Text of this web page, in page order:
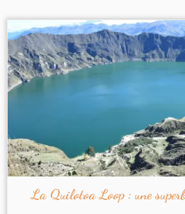
La Quilotoa Loop : une